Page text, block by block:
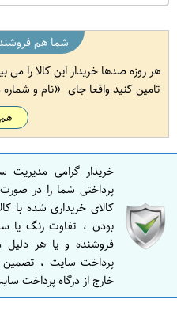
شما هم
هر روزه صدها خریدار این کالا را می
تامین کنید واقعا جای
نام و
هم
خریدار گرامی مدیریت
پرداختی شما را در
کالای خریداری شده با
بودن ، تفاوت رنگ یا
فروشنده و یا هر دلیل
پرداخت سایت ، تضمین
خارج از درگاه پرداخت